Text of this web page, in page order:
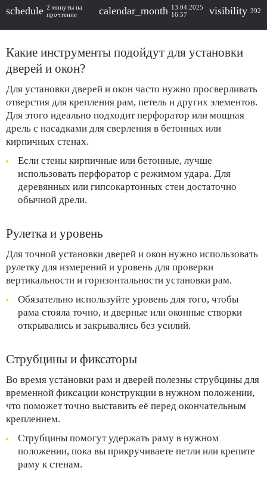
schedule 2 минуты на
прочтение
calendar_month 13.04.2025
16:57
visibility 392
Какие инструменты подойдут для установки
дверей и окон?
Для установки дверей и окон часто нужно просверливать
отверстия для крепления рам, петель и других элементов.
Для этого идеально подходит перфоратор или мощная
дрель с насадками для сверления в бетонных или
кирпичных стенах.
Если стены кирпичные или бетонные, лучше
использовать перфоратор с режимом удара. Для
деревянных или гипсокартонных стен достаточно
обычной дрели.
Рулетка и уровень
Для точной установки дверей и окон нужно использовать
рулетку для измерений и уровень для проверки
вертикальности и горизонтальности установки рам.
Обязательно используйте уровень для того, чтобы
рама стояла точно, и дверные или оконные створки
открывались и закрывались без усилий.
Струбцины и фиксаторы
Во время установки рам и дверей полезны струбцины для
временной фиксации конструкции в нужном положении,
что поможет точно выставить её перед окончательным
креплением.
Струбцины помогут удержать раму в нужном
положении, пока вы прикручиваете петли или крепите
раму к стенам.